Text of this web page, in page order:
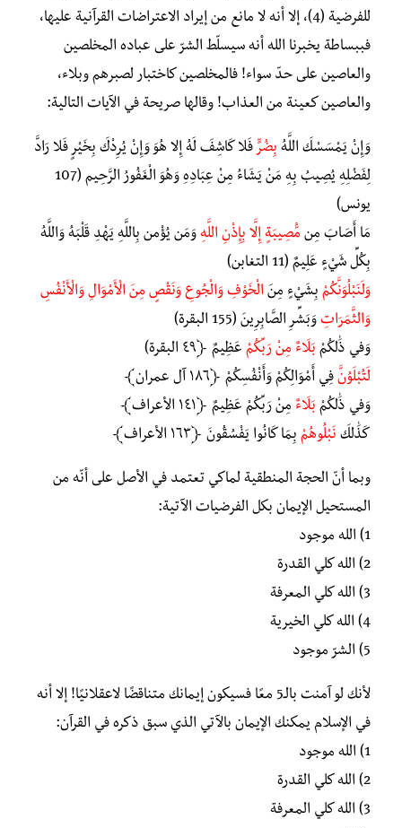
للفرضية (4)، إلا أنه لا مانع من إيراد الاعتراضات القرآنية عليها،
فببساطة يخبرنا الله أنه سيسلّط الشرّ على عباده المخلصين
والعاصين على حدّ سواء! فالمخلصين كاختبار لصبرهم وبلاء،
والعاصين كعينة من العذاب! وقالها صريحة في الآيات التالية:
وَإِنْ يَمْسَسْكَ اللَّهُ بِضُرٍّفَلا كَاشِفَ لَهُ إِلا هُوَ وَإِنْ يُرِدْكَ بِخَيْرٍ فَلا رَادَّ
لِفَضْلِهِ يُصِيبُ بِهِ مَنْ يَشَاءُ مِنْ عِبَادِهِ وَهُوَ الْغَفُورُ الرَّحِيم (107
يونس)
مَا أَصَابَ مِن مُّصِيبَةٍ إِلَّا بِإِذْنِ اللَّهِ وَمَن يُؤْمِن بِاللَّهِ يَهْدِ قَلْبَهُ وَاللَّهُ
بِكُلِّ شَيْءٍ عَلِيمٌ (11 التغابن)
وَلَنَبْلُوَنَّكُمْ بِشَيْءٍ مِنَ الْخَوْفِ وَالْجُوعِ وَنَقْصٍ مِنَ الْأَمْوَالِ وَالْأَنْفُسِ
وَالثَّمَرَاتِ وَبَشِّرِ الصَّابِرِينَ (155 البقرة)
وَفِي ذَٰلِكُمْ بَلَاءٌ مِنْ رَبِّكُمْ عَظِيمٌ ﴿٤٩ البقرة)
لَتُبْلَوُنَّ فِي أَمْوَالِكُمْ وَأَنْفُسِكُمْ ﴿١٨٦ آل عمران﴾
وَفِي ذَٰلِكُمْ بَلَاءٌ مِنْ رَبِّكُمْ عَظِيمٌ ﴿١٤١ الأعراف﴾
كَذَٰلِكَ نَبْلُوهُمْ بِمَا كَانُوا يَفْسُقُونَ ﴿١٦٣ الأعراف﴾
وبما أنّ الحجة المنطقية لماكي تعتمد في الأصل على أنّه من
المستحيل الإيمان بكل الفرضيات الآتية:
1) الله موجود
2) الله كلي القدرة
3) الله كلي المعرفة
4) الله كلي الخيرية
5) الشرّ موجود
لأنك لو آمنت بالـ5 معًا فسيكون إيمانك متناقضًا لاعقلانيًا! إلا أنه
في الإسلام يمكنك الإيمان بالآتي الذي سبق ذكره في القرآن:
1) الله موجود
2) الله كلي القدرة
3) الله كلي المعرفة